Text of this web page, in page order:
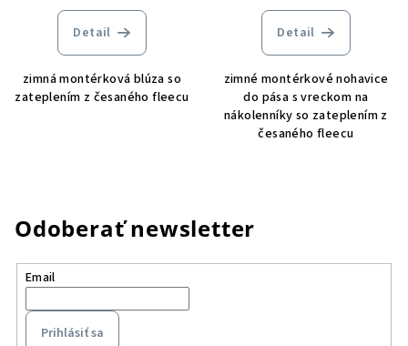
Detail
zimná montérková blúza so
zateplením z česaného fleecu
Detail
zimné montérkové nohavice
do pása s vreckom na
nákolenníky so zateplením z
česaného fleecu
Odoberať newsletter
Email
Prihlásiť sa